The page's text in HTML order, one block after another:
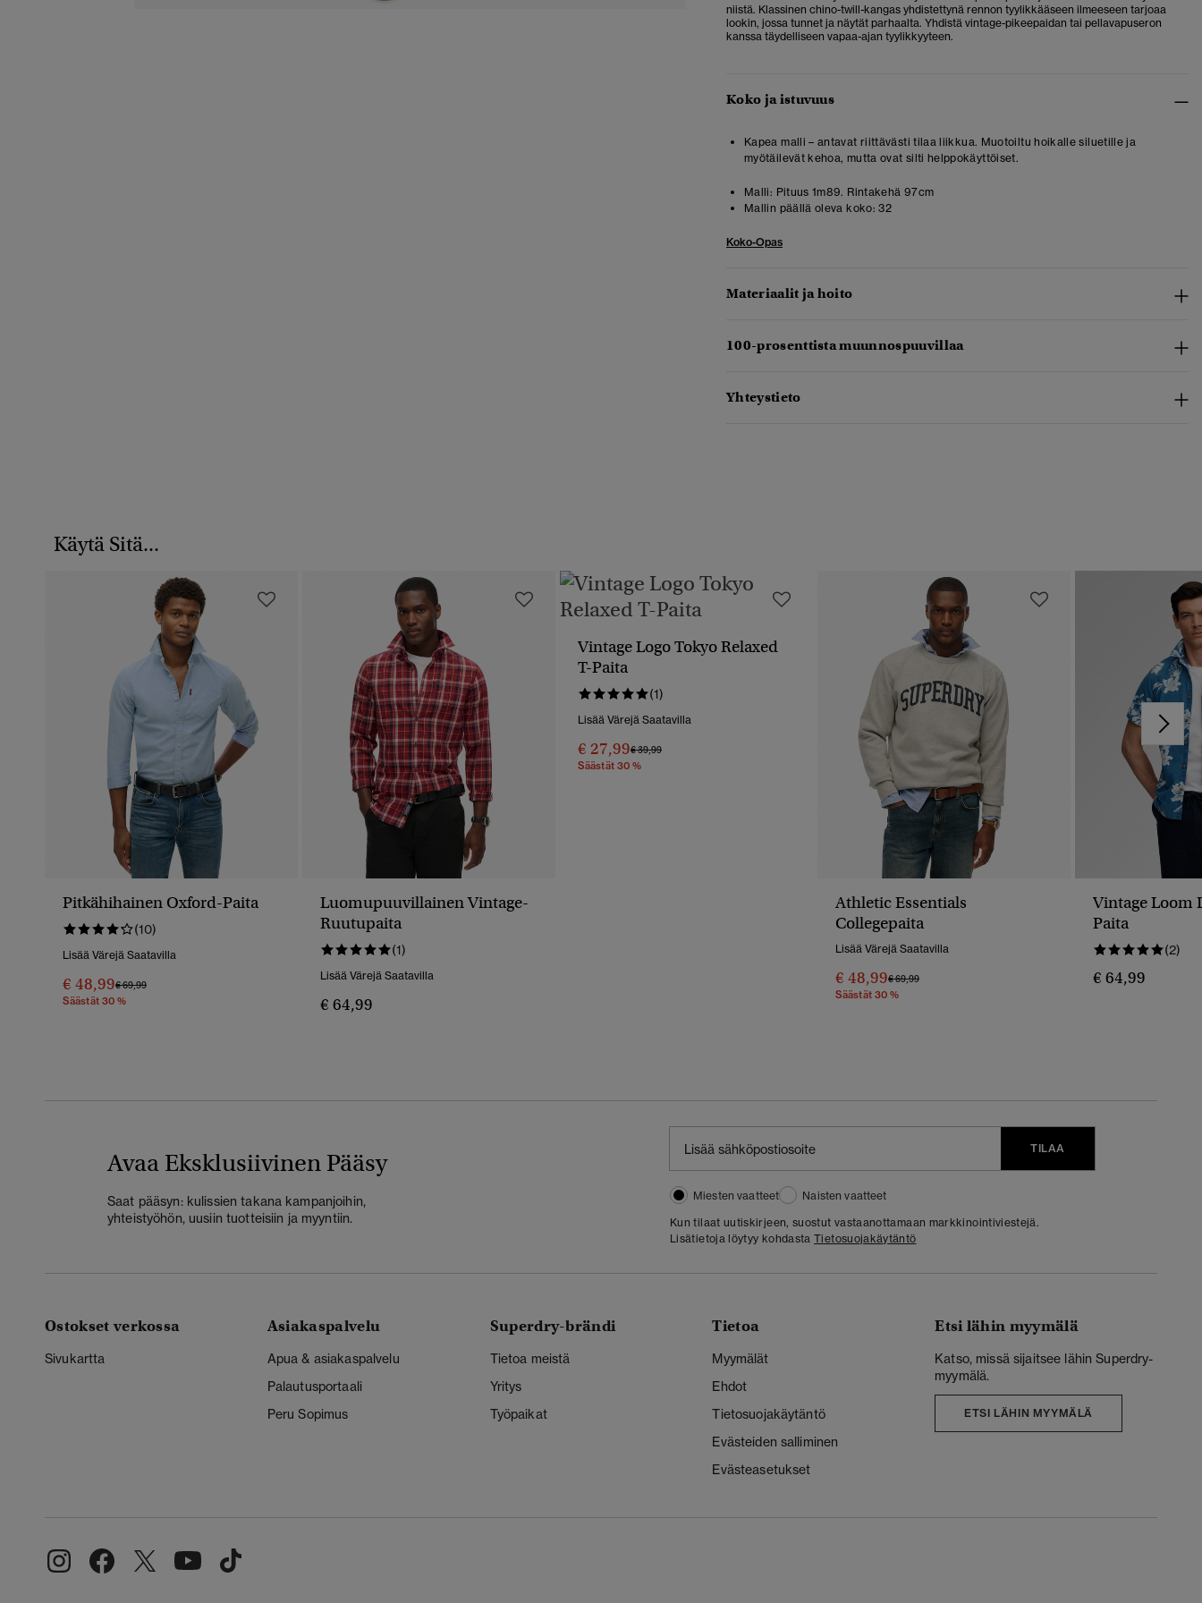
niistä. Klassinen chino-twill-kangas yhdistettynä rennon tyylikkääseen ilmeeseen tarjoaa
lookin, jossa tunnet ja näytät parhaalta. Yhdistä vintage-pikeepaidan tai pellavapuseron
kanssa täydelliseen vapaa-ajan tyylikkyyteen.
Koko ja istuvuus
Kapea malli – antavat riittävästi tilaa liikkua. Muotoiltu hoikalle siluetille ja
myötäilevät kehoa, mutta ovat silti helppokäyttöiset.
Malli: Pituus 1m89. Rintakehä 97cm
Mallin päällä oleva koko: 32
Koko-Opas
Materiaalit ja hoito
100-prosenttista muunnospuuvillaa
Yhteystieto
Käytä Sitä...
Pitkähihainen Oxford-Paita
(10)
Lisää Värejä Saatavilla
€ 48,99Hinta Alennettu Hinnasta
€ 69,99Hintaan
Säästät 30 %
Luomupuuvillainen Vintage-
Ruutupaita
(1)
Lisää Värejä Saatavilla
€ 64,99
Vintage Logo Tokyo Relaxed
T-Paita
(1)
Lisää Värejä Saatavilla
€ 27,99Hinta Alennettu Hinnasta
€ 39,99Hintaan
Säästät 30 %
Athletic Essentials
Collegepaita
Lisää Värejä Saatavilla
€ 48,99Hinta Alennettu Hinnasta
€ 69,99Hintaan
Säästät 30 %
Vintage Loom
Paita
(2)
€ 64,99
Avaa Eksklusiivinen Pääsy
Saat pääsyn: kulissien takana kampanjoihin,
yhteistyöhön, uusiin tuotteisiin ja myyntiin.
TILAA
Miesten vaatteet
Naisten vaatteet
Kun tilaat uutiskirjeen, suostut vastaanottamaan markkinointiviestejä.
Lisätietoja löytyy kohdastaTietosuojakäytäntö
Ostokset verkossa
Sivukartta
Asiakaspalvelu
Apua & asiakaspalvelu
Palautusportaali
Peru Sopimus
Superdry-brändi
Tietoa meistä
Yritys
Työpaikat
Tietoa
Myymälät
Ehdot
Tietosuojakäytäntö
Evästeiden salliminen
Evästeasetukset
Etsi lähin myymälä
Katso, missä sijaitsee lähin Superdry-
myymälä.
ETSI LÄHIN MYYMÄLÄ